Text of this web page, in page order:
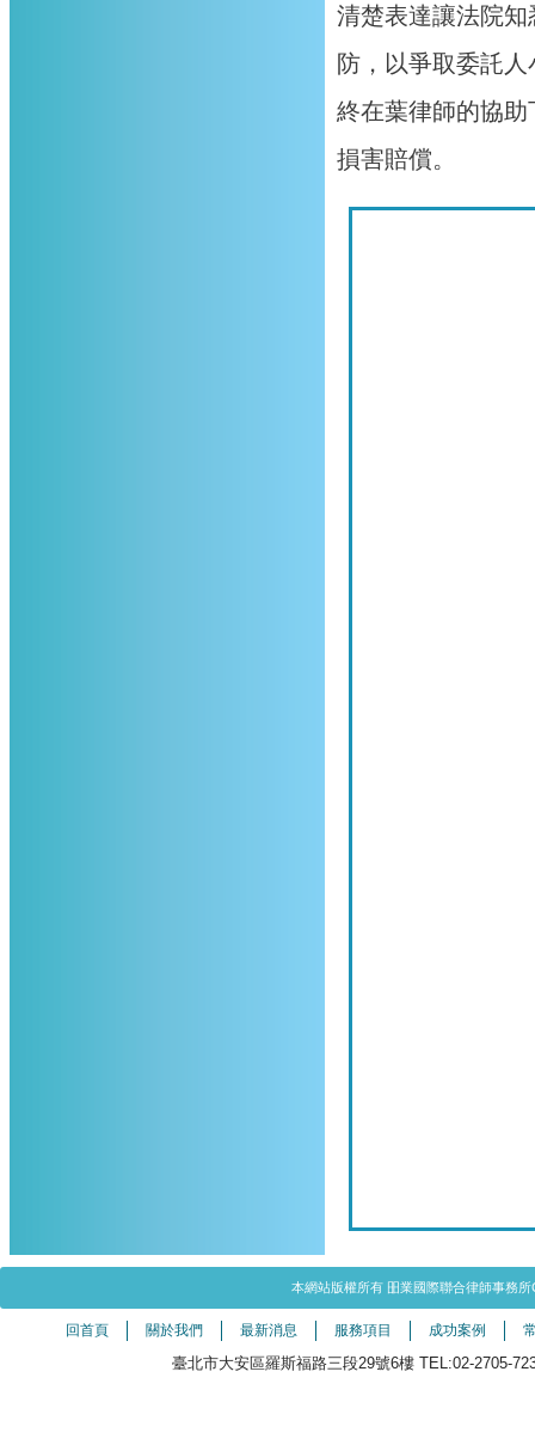
清楚表達讓法院
防，以爭取委託
終在葉律師的協
損害賠償。
本網站版權所有 昍業國際聯合律師事務
回首頁 關於我們 最新消息 服務項目 成功案例
臺北市大安區羅斯福路三段29號6樓 TEL:02-2705-